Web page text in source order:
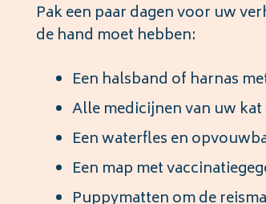
Pak een paar dagen voor uw
de hand moet hebben:
Een halsband of harnas
Alle medicijnen van uw kat
Een waterfles en
Een map met